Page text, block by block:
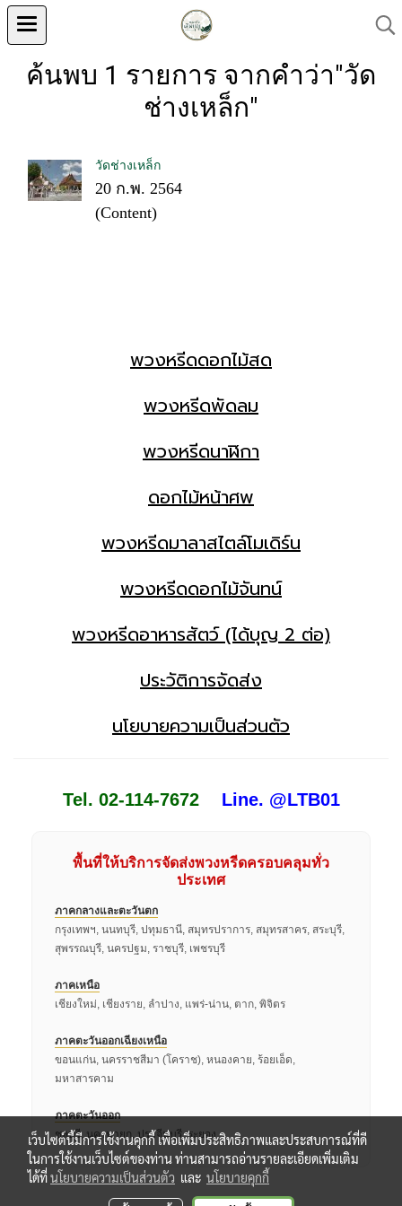
ค้นพบ 1 รายการ จากคำว่า"วัด
ช่างเหล็ก"
วัดช่างเหล็ก
20 ก.พ. 2564
(Content)
พวงหรีดดอกไม้สด
พวงหรีดพัดลม
พวงหรีดนาฬิกา
ดอกไม้หน้าศพ
พวงหรีดมาลาสไตล์โมเดิร์น
พวงหรีดดอกไม้จันทน์
พวงหรีดอาหารสัตว์ (ได้บุญ 2 ต่อ)
ประวัติการจัดส่ง
นโยบายความเป็นส่วนตัว
Tel. 02-114-7672 Line. @LTB01
พื้นที่ให้บริการจัดส่งพวงหรีดครอบคลุมทั่ว
ประเทศ
ภาคกลางและตะวันตก
กรุงเทพฯ, นนทบุรี, ปทุมธานี, สมุทรปราการ, สมุทรสาคร, สระบุรี,
สุพรรณบุรี, นครปฐม, ราชบุรี, เพชรบุรี
ภาคเหนือ
เชียงใหม่, เชียงราย, ลำปาง, แพร่-น่าน, ตาก, พิจิตร
ภาคตะวันออกเฉียงเหนือ
ขอนแก่น, นครราชสีมา (โคราช), หนองคาย, ร้อยเอ็ด,
มหาสารคาม
ภาคตะวันออก
ชลบุรี, นครนายก, ปราจีนบุรี, ระยอง
เว็บไซต์นี้มีการใช้งานคุกกี้ เพื่อเพิ่มประสิทธิภาพและประสบการณ์ที่ดี
ในการใช้งานเว็บไซต์ของท่าน ท่านสามารถอ่านรายละเอียดเพิ่มเติม
ได้ที่นโยบายความเป็นส่วนตัว และ นโยบายคุกกี้